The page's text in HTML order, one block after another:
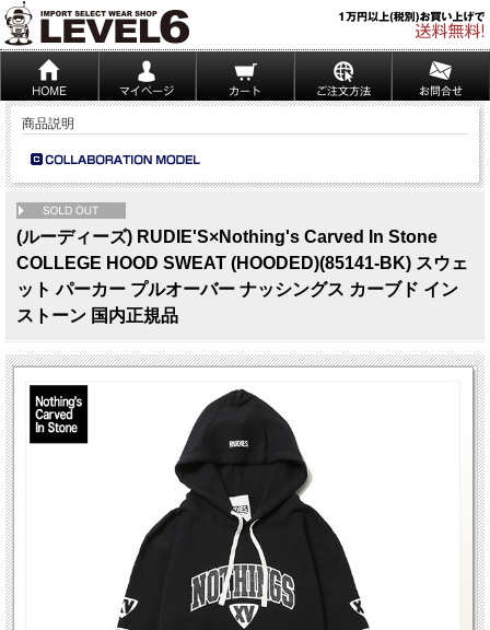
商品説明
(ルーディーズ) RUDIE'S×Nothing's Carved In Stone
COLLEGE HOOD SWEAT (HOODED)(85141-BK) スウェ
ット パーカー プルオーバー ナッシングス カーブド イン
ストーン 国内正規品